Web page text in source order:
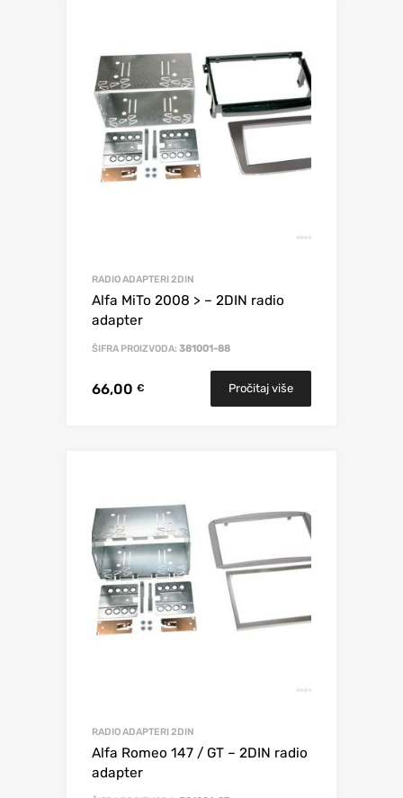
RADIO ADAPTERI 2DIN
Alfa MiTo 2008 > – 2DIN radio
adapter
ŠIFRA PROIZVODA: 381001-88
66,00 € Pročitaj više
RADIO ADAPTERI 2DIN
Alfa Romeo 147 / GT – 2DIN radio
adapter